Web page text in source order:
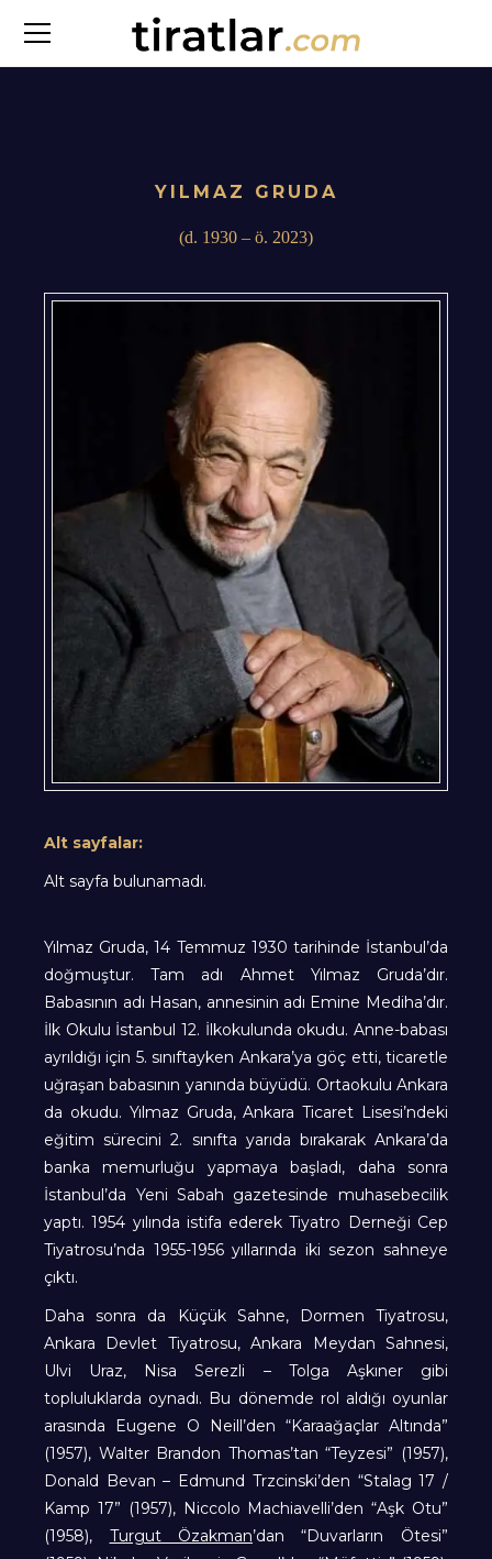
YILMAZ GRUDA
(d. 1930 – ö. 2023)
Alt sayfalar:
Alt sayfa bulunamadı.
Yılmaz Gruda, 14 Temmuz 1930 tarihinde İstanbul’da
doğmuştur. Tam adı Ahmet Yılmaz Gruda’dır.
Babasının adı Hasan, annesinin adı Emine Mediha’dır.
İlk Okulu İstanbul 12. İlkokulunda okudu. Anne-babası
ayrıldığı için 5. sınıftayken Ankara’ya göç etti, ticaretle
uğraşan babasının yanında büyüdü. Ortaokulu Ankara
da okudu. Yılmaz Gruda, Ankara Ticaret Lisesi’ndeki
eğitim sürecini 2. sınıfta yarıda bırakarak Ankara’da
banka memurluğu yapmaya başladı, daha sonra
İstanbul’da Yeni Sabah gazetesinde muhasebecilik
yaptı. 1954 yılında istifa ederek Tiyatro Derneği Cep
Tiyatrosu’nda 1955-1956 yıllarında iki sezon sahneye
çıktı.
Daha sonra da Küçük Sahne, Dormen Tiyatrosu,
Ankara Devlet Tiyatrosu, Ankara Meydan Sahnesi,
Ulvi Uraz, Nisa Serezli – Tolga Aşkıner gibi
topluluklarda oynadı. Bu dönemde rol aldığı oyunlar
arasında Eugene O Neill’den “Karaağaçlar Altında”
(1957), Walter Brandon Thomas’tan “Teyzesi” (1957),
Donald Bevan – Edmund Trzcinski’den “Stalag 17 /
Kamp 17” (1957), Niccolo Machiavelli’den “Aşk Otu”
(1958), Turgut Özakman’dan “Duvarların Ötesi”